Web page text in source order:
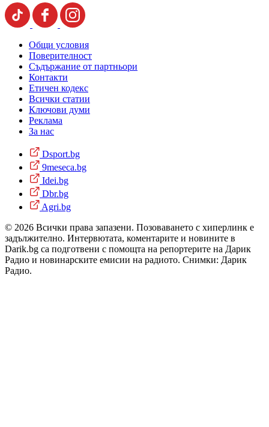
Общи условия
Поверителност
Съдържание от партньори
Контакти
Етичен кодекс
Всички статии
Ключови думи
Реклама
За нас
Dsport.bg
9meseca.bg
Idei.bg
Dbr.bg
Agri.bg
© 2026 Всички права запазени. Позоваването с хиперлинк е
задължително. Интервютата, коментарите и новините в
Darik.bg са подготвени с помощта на репортерите на Дарик
Радио и новинарските емисии на радиото. Снимки: Дарик
Радио.